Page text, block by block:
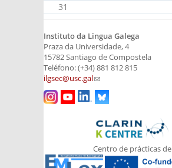
31
Instituto da Lingua Galega
Praza da Universidade, 4
15782 Santiago de Compostela
Teléfono: (+34) 881 812 815
ilgsec@usc.gal(link sends e-mail)
Centro de prácticas de